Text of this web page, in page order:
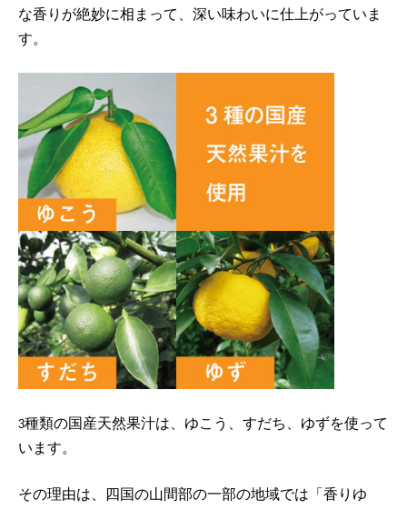
な香りが絶妙に相まって、深い味わいに仕上がっていま
す。
3種類の国産天然果汁は、ゆこう、すだち、ゆずを使って
います。
その理由は、四国の山間部の一部の地域では「香りゆ